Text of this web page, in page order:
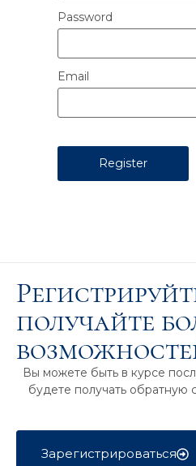
Password
Email
получайте
Вы можете быть в курсе
будете получать обратную
Зарегистрироваться